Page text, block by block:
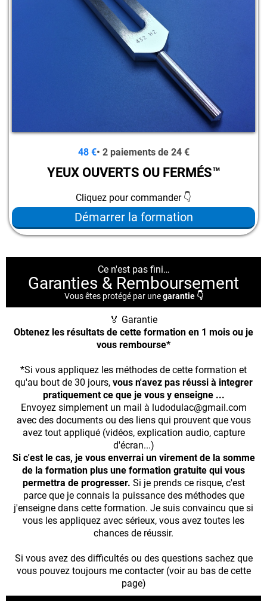
48 €• 2 paiements de 24 €
YEUX OUVERTS OU FERMÉS™
Cliquez pour commander 👇
Démarrer la formation
Ce n'est pas fini…
Garanties & Remboursement
Vous êtes protégé par unegarantie 👇
🏅 Garantie
Obtenez les résultats de cette formation en 1 mois ou je
vous rembourse*
*Si vous appliquez les méthodes de cette formation et
qu'au bout de 30 jours, vous n'avez pas réussi à integrer
pratiquement ce que je vous y enseigne ...
Envoyez simplement un mail à ludodulac@gmail.com
avec des documents ou des liens qui prouvent que vous
avez tout appliqué (vidéos, explication audio, capture
d'écran...)
Si c'est le cas, je vous enverrai un virement de la somme
de la formation plus une formation gratuite qui vous
permettra de progresser. Si je prends ce risque, c'est
parce que je connais la puissance des méthodes que
j'enseigne dans cette formation. Je suis convaincu que si
vous les appliquez avec sérieux, vous avez toutes les
chances de réussir.
Si vous avez des difficultés ou des questions sachez que
vous pouvez toujours me contacter (voir au bas de cette
page)